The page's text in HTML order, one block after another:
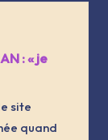
: « je
site
quand